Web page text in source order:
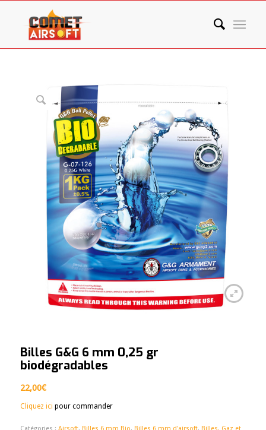
Billes G&G 6 mm 0,25 gr
biodégradables
22,00€
Cliquez ici pour commander